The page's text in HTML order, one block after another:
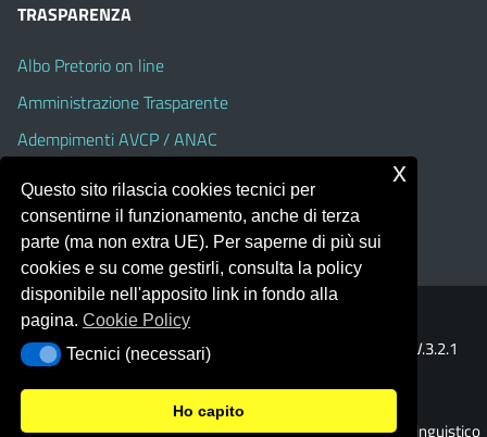
TRASPARENZA
Albo Pretorio on line
Amministrazione Trasparente
Adempimenti AVCP / ANAC
Accesso Civico
Dichiarazione di accessibilità
Portale realizzato con la piattaforma
Template Italia configurato sul tema accessibile
V.3.2.1
(Alioth)
© 2026 Liceo Classico - Scientifico - Linguistico
Questo sito rilascia cookies tecnici per
consentirne il funzionamento, anche di terza
parte (ma non extra UE). Per saperne di più sui
cookies e su come gestirli, consulta la policy
disponibile nell'apposito link in fondo alla
pagina.Cookie Policy
Tecnici (necessari)
Tecnici (necessari)
Ho capito
x